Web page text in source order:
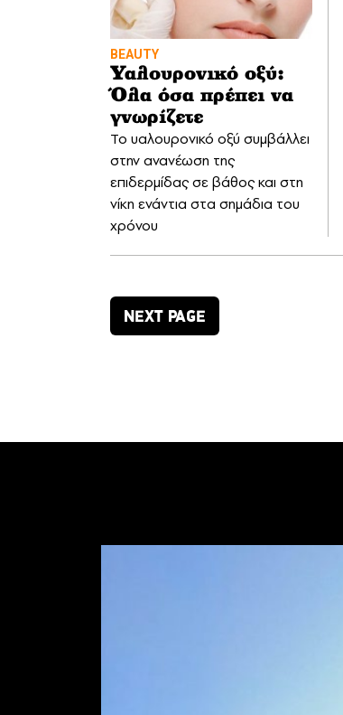
BEAUTY
Υαλουρονικό οξύ:
Όλα όσα πρέπει να
γνωρίζετε
Το υαλουρονικό οξύ συμβάλλει
στην ανανέωση της
επιδερμίδας σε βάθος και στη
νίκη ενάντια στα σημάδια του
χρόνου
NEXT PAGE